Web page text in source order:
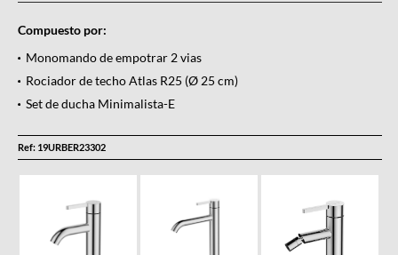
Compuesto por:
Monomando de empotrar 2 vias
Rociador de techo Atlas R25 (Ø 25 cm)
Set de ducha Minimalista-E
Ref: 19URBER23302